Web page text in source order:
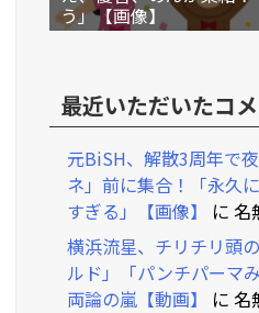
う」【画像】
最近いただいたコ
元BiSH、解散3周年で
ネ」前に集合！「永久
すぎる」【画像】
に 名
横浜流星、チリチリ頭
ルド」「パンチパーマ
両論の嵐【動画】
に 名